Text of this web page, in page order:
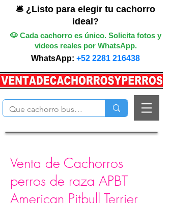
🛎️ ¿Listo para elegir tu cachorro
ideal?
🐶 Cada cachorro es único. Solicita fotos y
videos reales por WhatsApp.
WhatsApp: +52 2281 216438
Venta de Cachorros
perros de raza APBT
American Pitbull Terrier